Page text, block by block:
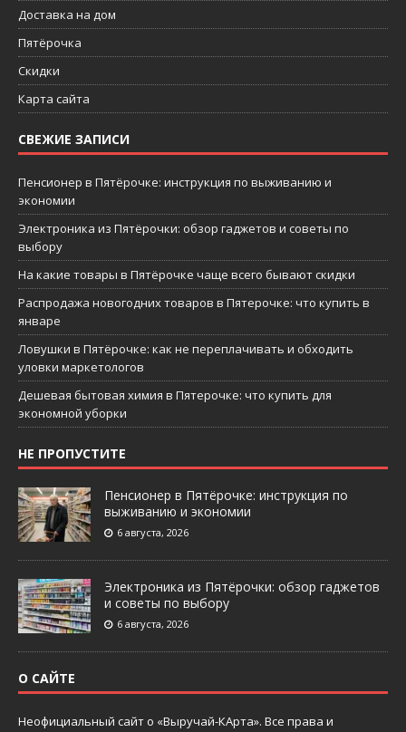
Доставка на дом
Пятёрочка
Скидки
Карта сайта
СВЕЖИЕ ЗАПИСИ
Пенсионер в Пятёрочке: инструкция по выживанию и
экономии
Электроника из Пятёрочки: обзор гаджетов и советы по
выбору
На какие товары в Пятёрочке чаще всего бывают скидки
Распродажа новогодних товаров в Пятерочке: что купить в
январе
Ловушки в Пятёрочке: как не переплачивать и обходить
уловки маркетологов
Дешевая бытовая химия в Пятерочке: что купить для
экономной уборки
НЕ ПРОПУСТИТЕ
Пенсионер в Пятёрочке: инструкция по
выживанию и экономии
6 августа, 2026
Электроника из Пятёрочки: обзор гаджетов
и советы по выбору
6 августа, 2026
О САЙТЕ
Неофициальный сайт о «Выручай-КАрта». Все права и